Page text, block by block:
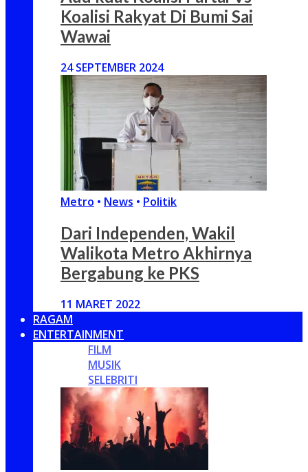
Koalisi Rakyat Di Bumi Sai
Wawai
24 SEPTEMBER 2024
Metro • News • Politik
Dari Independen, Wakil
Walikota Metro Akhirnya
Bergabung ke PKS
11 MARET 2022
RAGAM
ENTERTAINMENT
FILM
MUSIK
SELEBRITI